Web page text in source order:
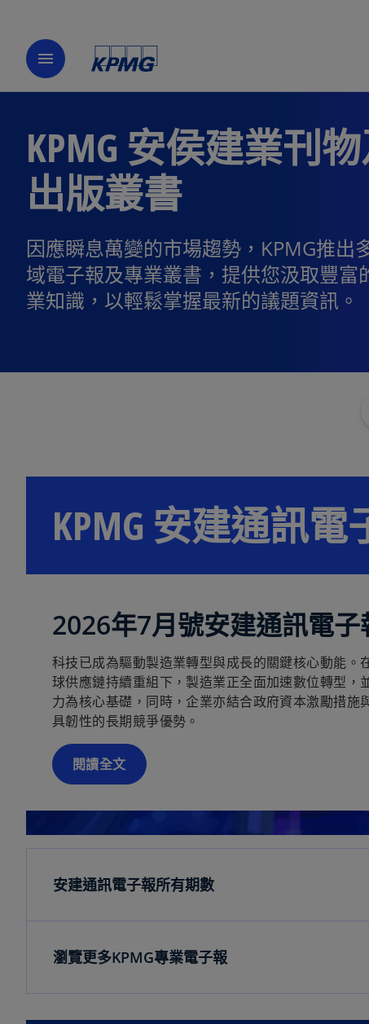
menu
KPMG 安侯建業刊
出版叢書
因應瞬息萬變的市場趨勢，KPMG推出
域電子報及專業叢書，提供您汲取豐富
業知識，以輕鬆掌握最新的議題資訊。
KPMG 安建通訊電
2026年7月號安建通訊電子
科技已成為驅動製造業轉型與成長的關鍵核心動能。
球供應鏈持續重組下，製造業正全面加速數位轉型，
力為核心基礎，同時，企業亦結合政府資本激勵措施
具韌性的長期競爭優勢。
閱讀全文
安建通訊電子報所有期數
瀏覽更多KPMG專業電子報